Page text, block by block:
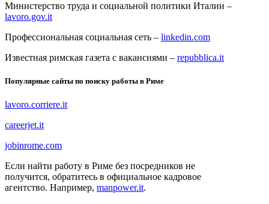
Министерство труда и социальной политики Италии –
lavoro.gov.it
Профессиональная социальная сеть – linkedin.com
Известная римская газета с вакансиями – repubblica.it
Популярные сайты по поиску работы в Риме
lavoro.corriere.it
careerjet.it
jobinrome.com
Если найти работу в Риме без посредников не
получится, обратитесь в официальное кадровое
агентство. Например, manpower.it.